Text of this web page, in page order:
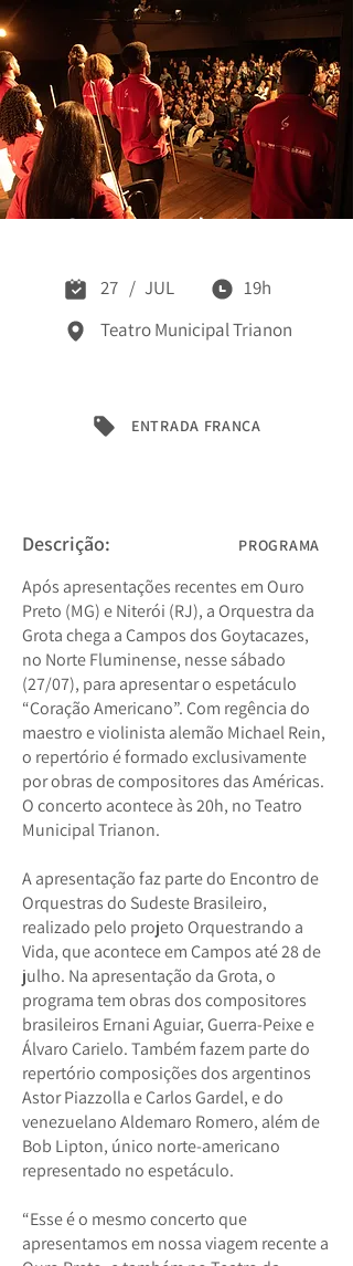
Orquestra da Grota
27 / JUL
19h
Teatro Municipal Trianon
ENTRADA FRANCA
Descrição:
Após apresentações recentes em Ouro
Preto (MG) e Niterói (RJ), a Orquestra da
Grota chega a Campos dos Goytacazes,
no Norte Fluminense, nesse sábado
(27/07), para apresentar o espetáculo
“Coração Americano”. Com regência do
maestro e violinista alemão Michael Rein,
o repertório é formado exclusivamente
por obras de compositores das Américas.
O concerto acontece às 20h, no Teatro
Municipal Trianon.
A apresentação faz parte do Encontro de
Orquestras do Sudeste Brasileiro,
realizado pelo projeto Orquestrando a
Vida, que acontece em Campos até 28 de
julho. Na apresentação da Grota, o
programa tem obras dos compositores
brasileiros Ernani Aguiar, Guerra-Peixe e
Álvaro Carielo. Também fazem parte do
repertório composições dos argentinos
Astor Piazzolla e Carlos Gardel, e do
venezuelano Aldemaro Romero, além de
Bob Lipton, único norte-americano
representado no espetáculo.
“Esse é o mesmo concerto que
apresentamos em nossa viagem recente a
PROGRAMA